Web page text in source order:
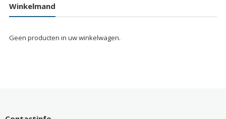
Winkelmand
Geen producten in uw winkelwagen.